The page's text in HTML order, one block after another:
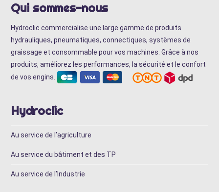
Qui sommes-nous
Hydroclic commercialise une large gamme de produits
hydrauliques, pneumatiques, connectiques, systèmes de
graissage et consommable pour vos machines. Grâce à nos
produits, améliorez les performances, la sécurité et le confort
de vos engins.
Hydroclic
Au service de l’agriculture
Au service du bâtiment et des TP
Au service de l’Industrie